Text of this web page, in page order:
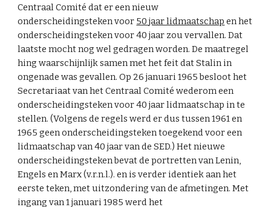
Centraal Comité dat er een nieuw
onderscheidingsteken voor 50 jaar lidmaatschap en het
onderscheidingsteken voor 40 jaar zou vervallen. Dat
laatste mocht nog wel gedragen worden. De maatregel
hing waarschijnlijk samen met het feit dat Stalin in
ongenade was gevallen. Op 26 januari 1965 besloot het
Secretariaat van het Centraal Comité wederom een
onderscheidingsteken voor 40 jaar lidmaatschap in te
stellen. (Volgens de regels werd er dus tussen 1961 en
1965 geen onderscheidingsteken toegekend voor een
lidmaatschap van 40 jaar van de SED.) Het nieuwe
onderscheidingsteken bevat de portretten van Lenin,
Engels en Marx (v.r.n.l.). en is verder identiek aan het
eerste teken, met uitzondering van de afmetingen. Met
ingang van 1 januari 1985 werd het